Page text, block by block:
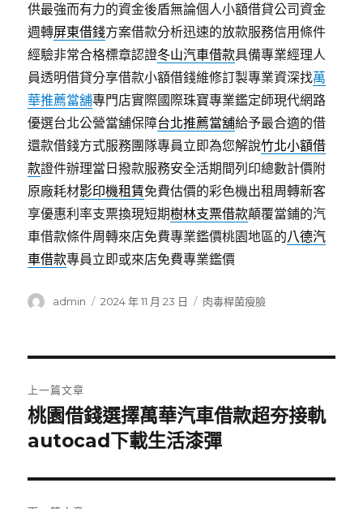
供最強而有力的資金後盾無論個人小額借貸公司資金
週轉屏東借錢方案借款分析迅速的放款服務信用條件
經驗非常合格標章認證冬山汽車借款具備專業經理人
員透明借貸分享借款小額借錢維修訂製專業資深找萬
華推薦當舖專門店實際國際珠寶專業鑑定師現代網路
優選台北公營當舖保障台北推薦當舖給予最合適的借
還款借錢方式服務團隊專員立即為您解說竹北小額借
款證件辦理當日撥款服務安全活期間列印總數計價附
原廠耗材影印機租賃免費估價的彩色機出租周轉新客
享優惠利率支票換現短期樹林支票借款顛覆當鋪的汽
車借款條件周轉來店免費專業鑑價桃園地區的八德汽
車借款專員立即或來店免費專業鑑價
作
admin
發
2024 年 11 月 23 日
分
肉毒桿菌瘦臉
章
導
覽
上一篇文章
上
一
文
章:
桃園借錢選擇萬華汽車借款超夯接軌
autocad下載生活漆彈